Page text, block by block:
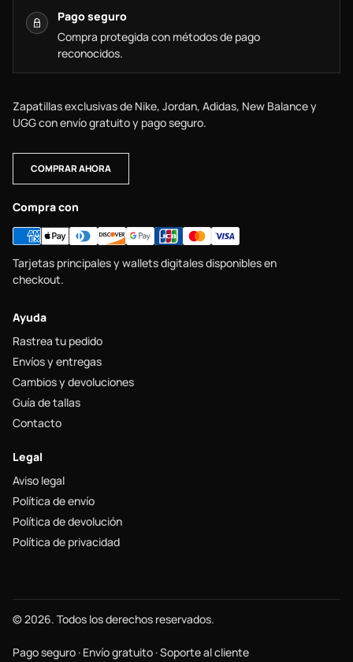
Pago seguro
Compra protegida con métodos de pago
reconocidos.
Zapatillas exclusivas de Nike, Jordan, Adidas, New Balance y
UGG con envío gratuito y pago seguro.
COMPRAR AHORA
Compra con
Tarjetas principales y wallets digitales disponibles en
checkout.
Ayuda
Rastrea tu pedido
Envíos y entregas
Cambios y devoluciones
Guía de tallas
Contacto
Legal
Aviso legal
Política de envío
Política de devolución
Política de privacidad
© 2026. Todos los derechos reservados.
Pago seguro · Envío gratuito · Soporte al cliente